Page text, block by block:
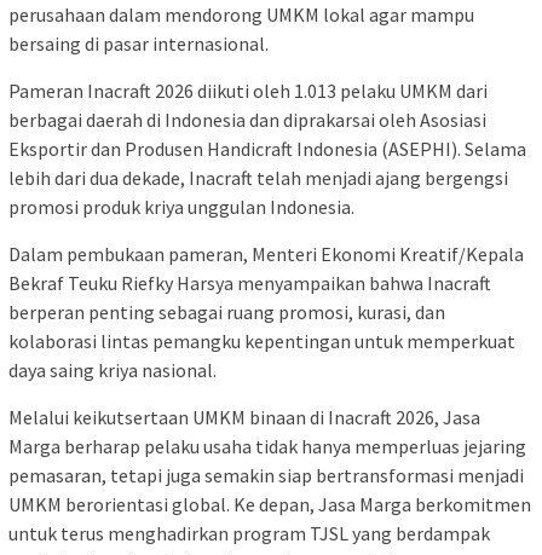
perusahaan dalam mendorong UMKM lokal agar mampu
bersaing di pasar internasional.
Pameran Inacraft 2026 diikuti oleh 1.013 pelaku UMKM dari
berbagai daerah di Indonesia dan diprakarsai oleh Asosiasi
Eksportir dan Produsen Handicraft Indonesia (ASEPHI). Selama
lebih dari dua dekade, Inacraft telah menjadi ajang bergengsi
promosi produk kriya unggulan Indonesia.
Dalam pembukaan pameran, Menteri Ekonomi Kreatif/Kepala
Bekraf Teuku Riefky Harsya menyampaikan bahwa Inacraft
berperan penting sebagai ruang promosi, kurasi, dan
kolaborasi lintas pemangku kepentingan untuk memperkuat
daya saing kriya nasional.
Melalui keikutsertaan UMKM binaan di Inacraft 2026, Jasa
Marga berharap pelaku usaha tidak hanya memperluas jejaring
pemasaran, tetapi juga semakin siap bertransformasi menjadi
UMKM berorientasi global. Ke depan, Jasa Marga berkomitmen
untuk terus menghadirkan program TJSL yang berdampak